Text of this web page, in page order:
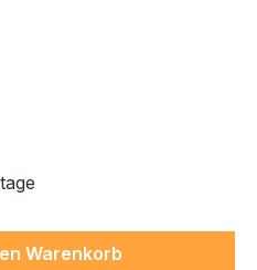
Wert
Warenkorb